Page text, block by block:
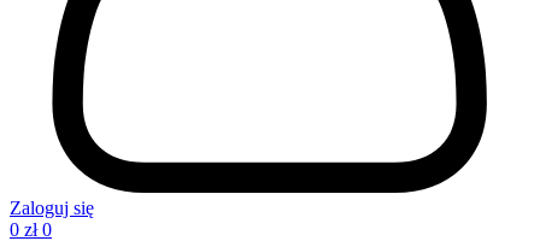
Zaloguj się
0 zł 0